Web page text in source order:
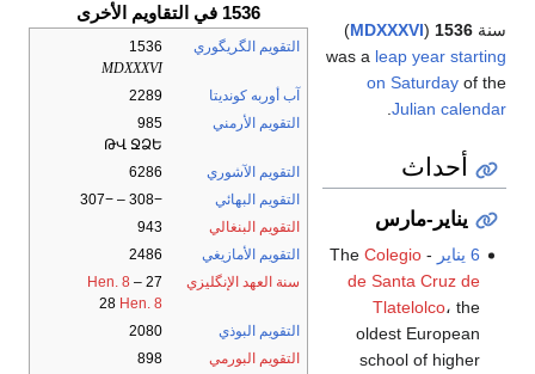
1536 في التقاويم الأخرى
التقويم الگريگوري
1536
MDXXXVI
آب أوربه كونديتا
2289
التقويم الأرمني
985
ԹՎ ՋՁԵ
التقويم الآشوري
6286
التقويم البهائي
−308 – −307
التقويم البنغالي
943
التقويم الأمازيغي
2486
سنة العهد الإنگليزي
27
Hen. 8 –
28 Hen. 8
التقويم البوذي
2080
التقويم البورمي
898
سنة 1536
(
MDXXXVI
)
was a leap year starting
on Saturday of the
Julian calendar
.
أحداث
يناير-مارس
6 يناير - The
Colegio
de Santa Cruz de
Tlatelolco، the
oldest European
school of higher